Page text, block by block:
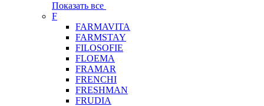
Показать все
F
FARMAVITA
FARMSTAY
FILOSOFIE
FLOEMA
FRAMAR
FRENCHI
FRESHMAN
FRUDIA